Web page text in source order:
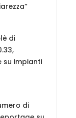
di
su impianti
di